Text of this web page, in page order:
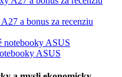
a bonus za recenziu
ASUS